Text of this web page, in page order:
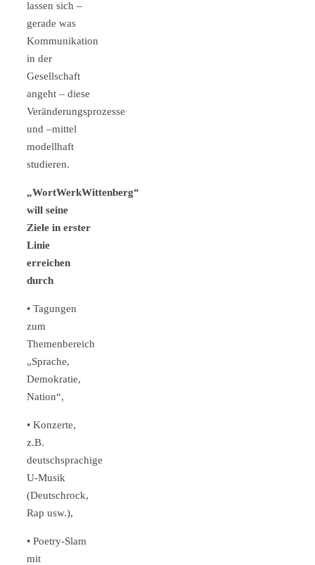
lassen sich –
gerade was
Kommunikation
in der
Gesellschaft
angeht – diese
Veränderungsprozesse
und –mittel
modellhaft
studieren.
„WortWerkWittenberg“
will seine
Ziele in erster
Linie
erreichen
durch
• Tagungen
zum
Themenbereich
„Sprache,
Demokratie,
Nation“,
• Konzerte,
z.B.
deutschsprachige
U-Musik
(Deutschrock,
Rap usw.),
• Poetry-Slam
mit